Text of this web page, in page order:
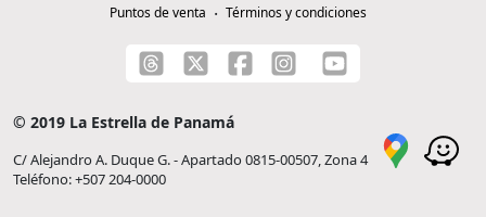
Puntos de venta
Términos y condiciones
© 2019 La Estrella de Panamá
C/ Alejandro A. Duque G. - Apartado 0815-00507, Zona 4
Teléfono: +507 204-0000